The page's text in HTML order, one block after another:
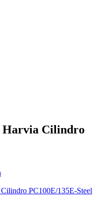
Harvia Cilindro
PC100E/135E-Steel